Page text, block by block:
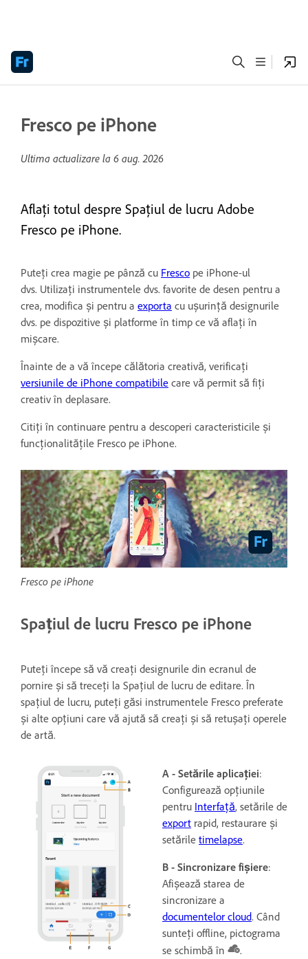
Fresco pe iPhone
Ultima actualizare la 6 aug. 2026
Aflați totul despre Spațiul de lucru Adobe
Fresco pe iPhone.
Puteți crea magie pe pânză cu Fresco pe iPhone-ul
dvs. Utilizați instrumentele dvs. favorite de desen pentru a
crea, modifica și pentru a exporta cu ușurință designurile
dvs. pe dispozitive și platforme în timp ce vă aflați în
mișcare.
Înainte de a vă începe călătoria creativă, verificați
versiunile de iPhone compatibile care vă permit să fiți
creativ în deplasare.
Citiți în continuare pentru a descoperi caracteristicile și
funcționalitățile Fresco pe iPhone.
Fresco pe iPhone
Spațiul de lucru Fresco pe iPhone
Puteți începe să vă creați designurile din ecranul de
pornire și să treceți la Spațiul de lucru de editare. În
spațiul de lucru, puteți găsi instrumentele Fresco preferate
și alte opțiuni care vă ajută să creați și să retușați operele
de artă.
A - Setările aplicației:
Configurează opțiunile
pentru Interfață, setările de
export rapid, restaurare și
setările timelapse.
B - Sincronizare fișiere:
Afișează starea de
sincronizare a
documentelor cloud. Când
sunteți offline, pictograma
se schimbă în
.